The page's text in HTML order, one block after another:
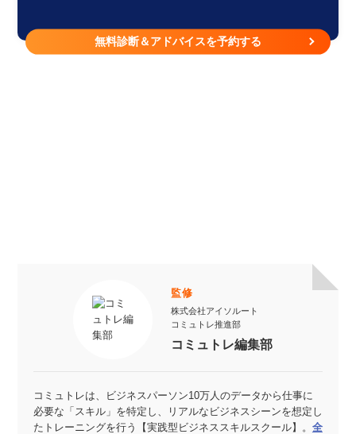
無料診断＆アドバイスを予約する
監修
株式会社アイソルート
コミュトレ推進部
コミュトレ編集部
コミュトレは、ビジネスパーソン10万人のデータから仕事に
必要な「スキル」を特定し、リアルなビジネスシーンを想定し
たトレーニングを行う【実践型ビジネススキルスクール】。 全